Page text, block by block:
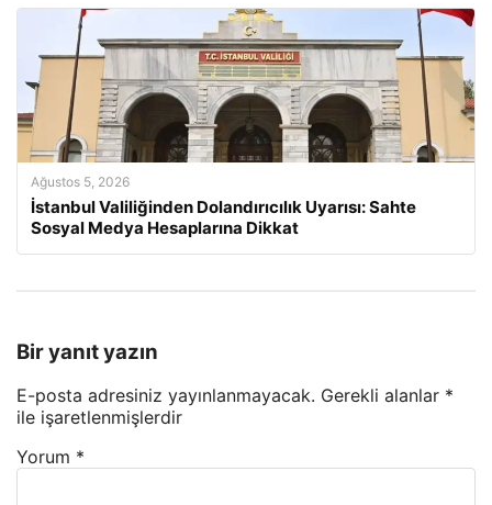
Ağustos 5, 2026
İstanbul Valiliğinden Dolandırıcılık Uyarısı: Sahte
Sosyal Medya Hesaplarına Dikkat
Bir yanıt yazın
E-posta adresiniz yayınlanmayacak. Gerekli alanlar *
ile işaretlenmişlerdir
Yorum *